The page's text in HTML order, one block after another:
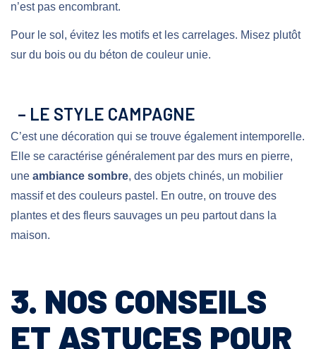
n’est pas encombrant.
Pour le sol, évitez les motifs et les carrelages. Misez plutôt
sur du bois ou du béton de couleur unie.
– LE STYLE CAMPAGNE
C’est une décoration qui se trouve également intemporelle.
Elle se caractérise généralement par des murs en pierre,
une ambiance sombre, des objets chinés, un mobilier
massif et des couleurs pastel. En outre, on trouve des
plantes et des fleurs sauvages un peu partout dans la
maison.
3. NOS CONSEILS
ET ASTUCES POUR